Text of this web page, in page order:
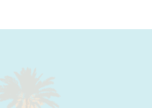
פרחים